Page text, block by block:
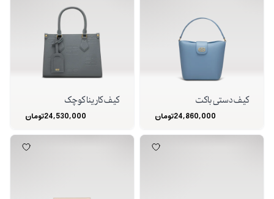
کیف دستی باکت
24,860,000تومان
کیف کارینا کوچک
24,530,000تومان